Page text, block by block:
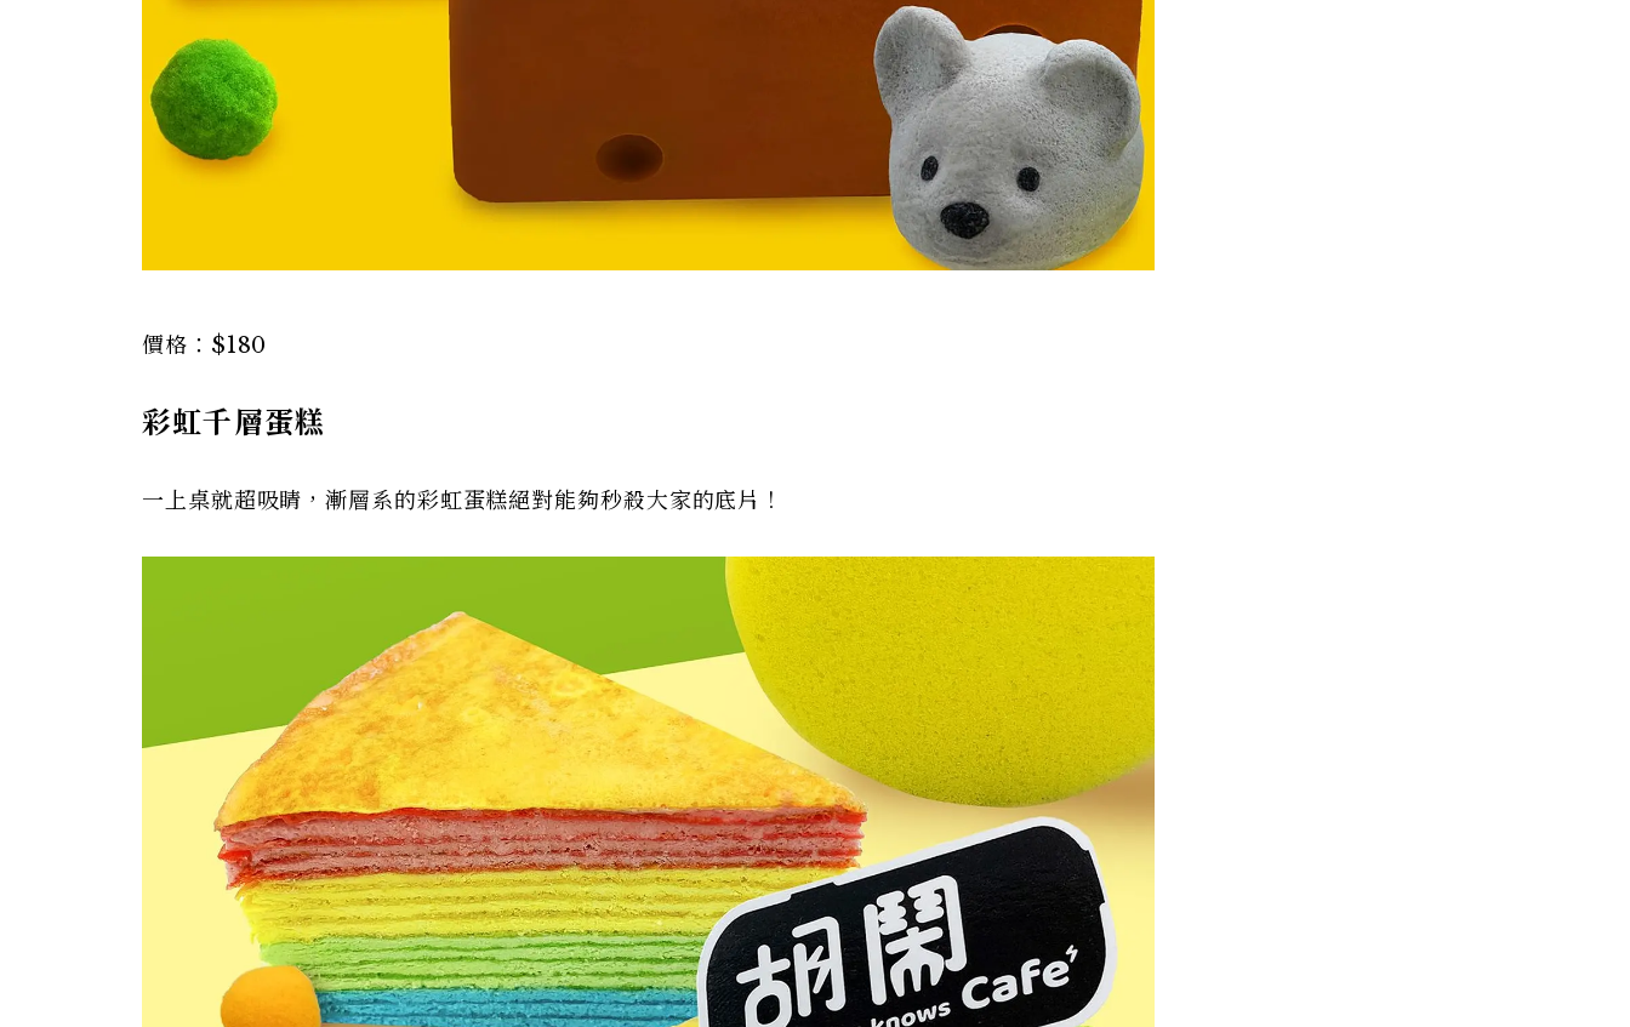
價格：$180
彩虹千層蛋糕
一上桌就超吸睛，漸層系的彩虹蛋糕絕對能夠秒殺大家的底片！